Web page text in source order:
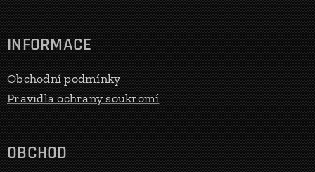
INFORMACE
Obchodní podmínky
Pravidla ochrany soukromí
OBCHOD